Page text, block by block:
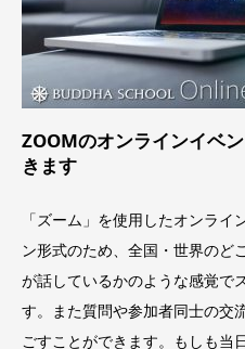
ZOOMのオンラインイベ
きます
「ズーム」を使用したオンラ
ン形式のため、全国・世界のど
が話しているかのような感覚で
す。また質問や参加者同士の交
ごすことができます。もしも当